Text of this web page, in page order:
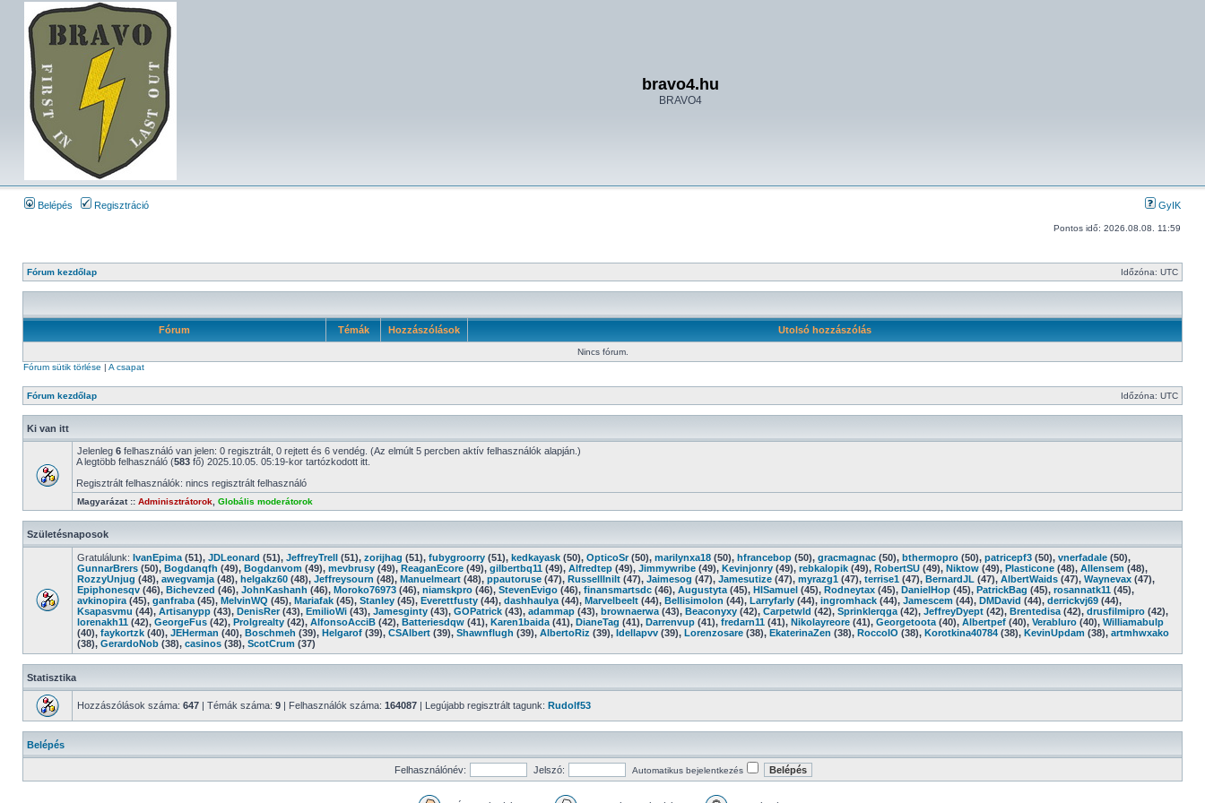
bravo4.hu
BRAVO4
Belépés Regisztráció GyIK
Pontos idő: 2026.08.08. 11:59
Fórum kezdőlap Időzóna: UTC
Fórum Témák Hozzászólások Utolsó hozzászólás
Nincs fórum.
Fórum sütik törlése | A csapat
Fórum kezdőlap Időzóna: UTC
Ki van itt
Jelenleg 6 felhasználó van jelen: 0 regisztrált, 0 rejtett és 6 vendég. (Az elmúlt 5 percben aktív felhasználók alapján.)
A legtöbb felhasználó (583 fő) 2025.10.05. 05:19-kor tartózkodott itt.
Regisztrált felhasználók: nincs regisztrált felhasználó
Magyarázat :: Adminisztrátorok Globális moderátorok
Születésnaposok
Gratulálunk: IvanEpima (51), JDLeonard (51), JeffreyTrell (51), zorijhag (51), fubygroorry (51), kedkayask (50), OpticoSr(50), marilynxa18 (50), hfrancebop (50), gracmagnac (50), bthermopro (50), patricepf3 (50), vnerfadale (50),
GunnarBrers (50), Bogdanqfh (49), Bogdanvom (49), mevbrusy (49), ReaganEcore (49), gilbertbq11 (49), Alfredtep (49), Jimmywribe (49), Kevinjonry (49), rebkalopik (49), RobertSU (49), Niktow (49), Plasticone (48), Allensem (48),
RozzyUnjug (48), awegvamja (48), helgakz60 (48), Jeffreysourn (48), Manuelmeart (48), ppautoruse (47), RussellInilt (47), Jaimesog (47), Jamesutize (47), myrazg1 (47), terrise1 (47), BernardJL (47), AlbertWaids (47), Waynevax (47),
Epiphonesqv (46), Bichevzed (46), JohnKashanh (46), Moroko76973 (46), niamskpro (46), StevenEvigo (46), finansmartsdc (46), Augustyta (45), HISamuel (45), Rodneytax (45), DanielHop (45), PatrickBag (45), rosannatk11 (45),
avkinopira (45), ganfraba (45), MelvinWQ (45), Mariafak (45), Stanley (45), Everettfusty (44), dashhaulya (44), Marvelbeelt (44), Bellisimolon (44), Larryfarly (44), ingromhack (44), Jamescem (44), DMDavid (44), derrickvj69 (44),
Ksapasvmu (44), Artisanypp (43), DenisRer(43), EmilioWi (43), Jamesginty (43), GOPatrick (43), adammap (43), brownaerwa (43), Beaconyxy (42), Carpetwld (42), Sprinklerqga (42), JeffreyDyept (42), Brentedisa (42), drusfilmipro (42),
lorenakh11 (42), GeorgeFus (42), Prolgrealty (42), AlfonsoAcciB (42), Batteriesdqw (41), Karen1baida (41), DianeTag (41), Darrenvup (41), fredarn11 (41), Nikolayreore (41), Georgetoota (40), Albertpef (40), Verabluro (40), Williamabulp
(40), faykortzk (40), JEHerman (40), Boschmeh (39), Helgarof (39), CSAlbert (39), Shawnflugh (39), AlbertoRiz (39), Idellapvv (39), Lorenzosare (38), EkaterinaZen (38), RoccoIO (38), Korotkina40784 (38), KevinUpdam (38), artmhwxako
(38), GerardoNob (38), casinos (38), ScotCrum (37)
Statisztika
Hozzászólások száma: 647 | Témák száma: 9 | Felhasználók száma: 164087 | Legújabb regisztrált tagunk: Rudolf53
Belépés
Felhasználónév: Jelszó: Automatikus bejelentkezés